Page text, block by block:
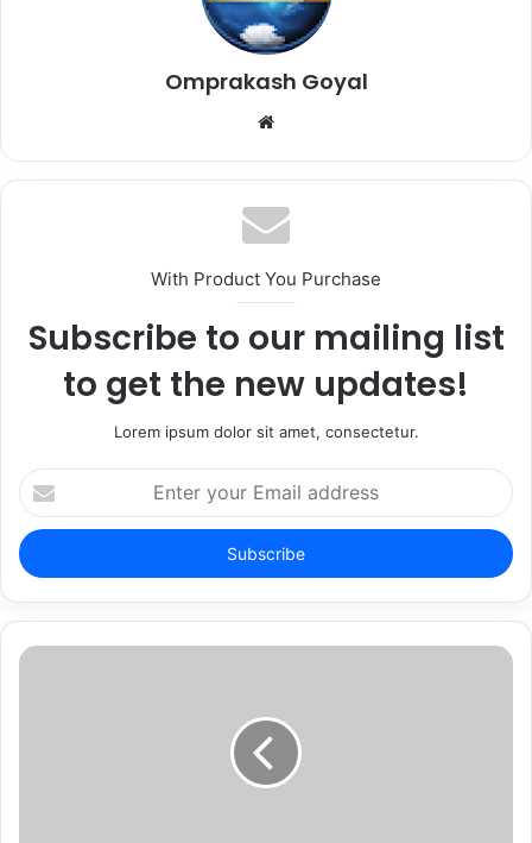
Omprakash Goyal
Website
With Product You Purchase
Subscribe to our mailing list
to get the new updates!
Lorem ipsum dolor sit amet, consectetur.
Enter
your
Email
address